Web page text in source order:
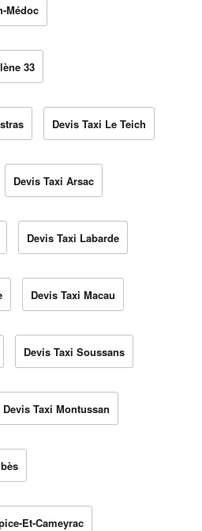
Médoc
33
Devis Taxi Le Teich
Devis Taxi Arsac
Devis Taxi Labarde
Devis Taxi Macau
Devis Taxi Soussans
Devis Taxi Montussan
Et-Cameyrac